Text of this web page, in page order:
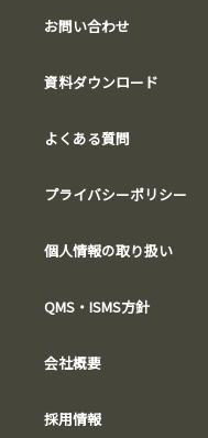
お問い合わせ
資料ダウンロード
よくある質問
プライバシーポリシー
個人情報の取り扱い
QMS・ISMS方針
会社概要
採用情報